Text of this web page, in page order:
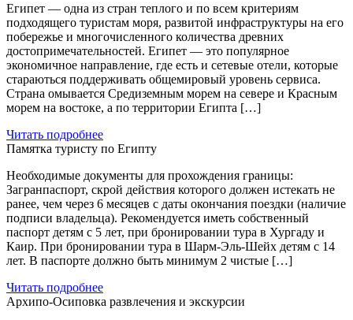
Египет — одна из стран теплого и по всем критериям
подходящего туристам моря, развитой инфраструктуры на его
побережье и многочисленного количества древних
достопримечательностей. Египет — это популярное
экономичное направление, где есть и сетевые отели, которые
стараються поддерживать общемировый уровень сервиса.
Страна омывается Средиземным морем на севере и Красным
морем на востоке, а по территории Египта […]
Читать подробнее
Памятка туристу по Египту
Необходимые документы для прохождения границы:
Загранпаспорт, скрой действия которого должен истекать не
ранее, чем через 6 месяцев с даты окончания поездки (наличие
подписи владельца). Рекомендуется иметь собственный
паспорт детям с 5 лет, при бронировании тура в Хургаду и
Каир. При бронировании тура в Шарм-Эль-Шейх детям с 14
лет. В паспорте должно быть минимум 2 чистые […]
Читать подробнее
Архипо-Осиповка развлечения и экскурсии